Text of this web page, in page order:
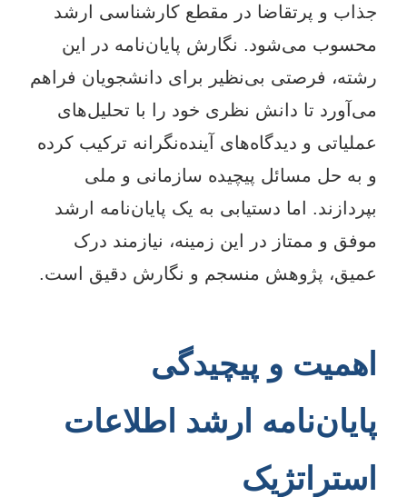
جذاب و پرتقاضا در مقطع کارشناسی ارشد
محسوب می‌شود. نگارش پایان‌نامه در این
رشته، فرصتی بی‌نظیر برای دانشجویان فراهم
می‌آورد تا دانش نظری خود را با تحلیل‌های
عملیاتی و دیدگاه‌های آینده‌نگرانه ترکیب کرده
و به حل مسائل پیچیده سازمانی و ملی
بپردازند. اما دستیابی به یک پایان‌نامه ارشد
موفق و ممتاز در این زمینه، نیازمند درک
عمیق، پژوهش منسجم و نگارش دقیق است.
اهمیت و پیچیدگی
پایان‌نامه ارشد اطلاعات
استراتژیک